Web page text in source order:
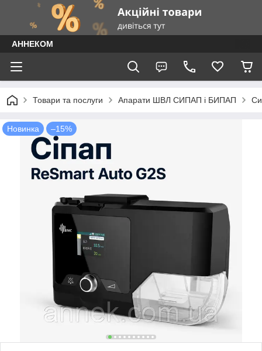
АННЕКОМ
Товари та послуги Апарати ШВЛ СИПАП і БИПАП
Новинка –15%